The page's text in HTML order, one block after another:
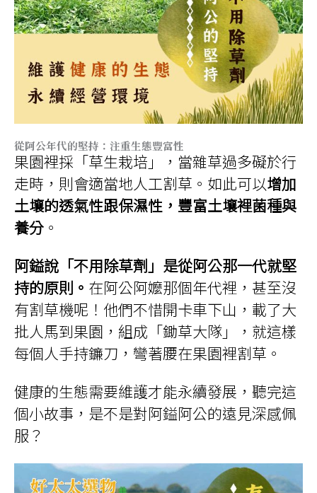
從阿公年代的堅持：注重生態豐富性
果園裡採「草生栽培」，當雜草過多礙於行
走時，則會適當地人工割草。如此可以增加
土壤的透氣性跟保濕性，豐富土壤裡菌種與
養分 。
阿鎰說「不用除草劑」是從阿公那一代就堅
持的原則。 在阿公阿嬤那個年代裡，甚至沒
有割草機呢！他們不惜開卡車下山，載了大
批人馬到果園，組成「鋤草大隊」，就這樣
每個人手持鐮刀，彎著腰在果園裡割草。
健康的生態需要維護才能永續發展，聽完這
個小故事，是不是對阿鎰阿公的遠見深感佩
服？